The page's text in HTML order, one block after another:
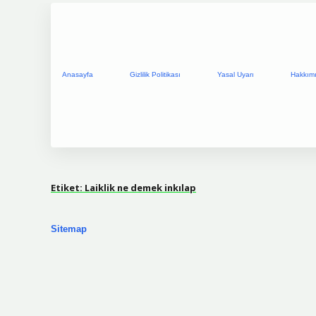
Anasayfa Gizlilik Politikası Yasal Uyarı
Etiket: Laiklik ne demek inkılap
Sitemap